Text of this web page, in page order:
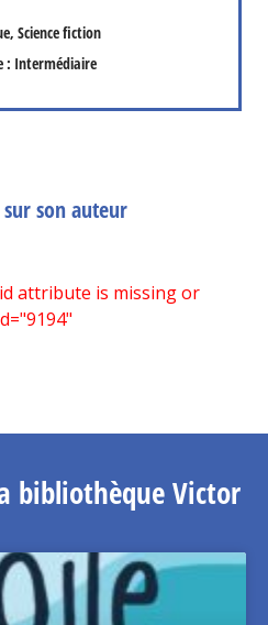
, Science fiction
: Intermédiaire
son auteur
attribute is missing or
bibliothèque Victor